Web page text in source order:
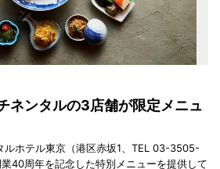
ネンタルの3店舗が限定メニュ
ルホテル東京（港区赤坂1、TEL 03-3505-
40周年を記念した特別メニューを提供して